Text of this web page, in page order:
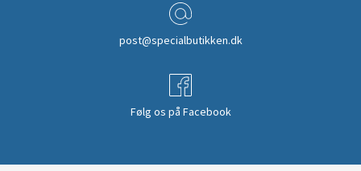
post@specialbutikken.dk
Følg os på Facebook